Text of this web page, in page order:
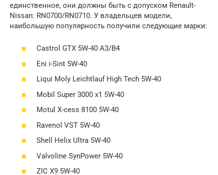
единственное, они должны быть с допуском Renault-
Nissan: RN0700/RN0710. У владельцев модели,
наибольшую популярность получили следующие марки:
Castrol GTX 5W-40 A3/B4
Eni i-Sint 5W-40
Liqui Moly Leichtlauf High Tech 5W-40
Mobil Super 3000 x1 5W-40
Motul X-cess 8100 5W-40
Ravenol VST 5W-40
Shell Helix Ultra 5W-40
Valvoline SynPower 5W-40
ZIC X9 5W-40